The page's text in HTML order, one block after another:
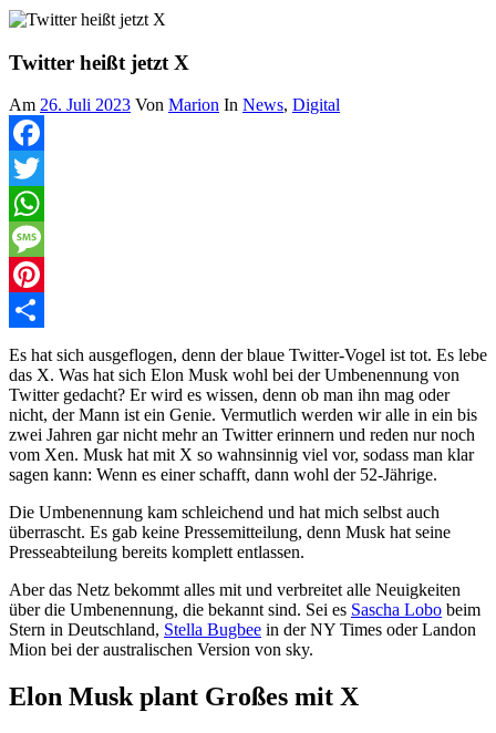
Twitter heißt jetzt X
Am 26. Juli 2023 Von Marion In News, Digital
Facebook
Twitter
WhatsApp
Message
Pinterest
Teilen
Es hat sich ausgeflogen, denn der blaue Twitter-Vogel ist tot. Es lebe
das X. Was hat sich Elon Musk wohl bei der Umbenennung von
Twitter gedacht? Er wird es wissen, denn ob man ihn mag oder
nicht, der Mann ist ein Genie. Vermutlich werden wir alle in ein bis
zwei Jahren gar nicht mehr an Twitter erinnern und reden nur noch
vom Xen. Musk hat mit X so wahnsinnig viel vor, sodass man klar
sagen kann: Wenn es einer schafft, dann wohl der 52-Jährige.
Die Umbenennung kam schleichend und hat mich selbst auch
überrascht. Es gab keine Pressemitteilung, denn Musk hat seine
Presseabteilung bereits komplett entlassen.
Aber das Netz bekommt alles mit und verbreitet alle Neuigkeiten
über die Umbenennung, die bekannt sind. Sei es Sascha Lobo beim
Stern in Deutschland, Stella Bugbee in der NY Times oder Landon
Mion bei der australischen Version von sky.
Elon Musk plant Großes mit X